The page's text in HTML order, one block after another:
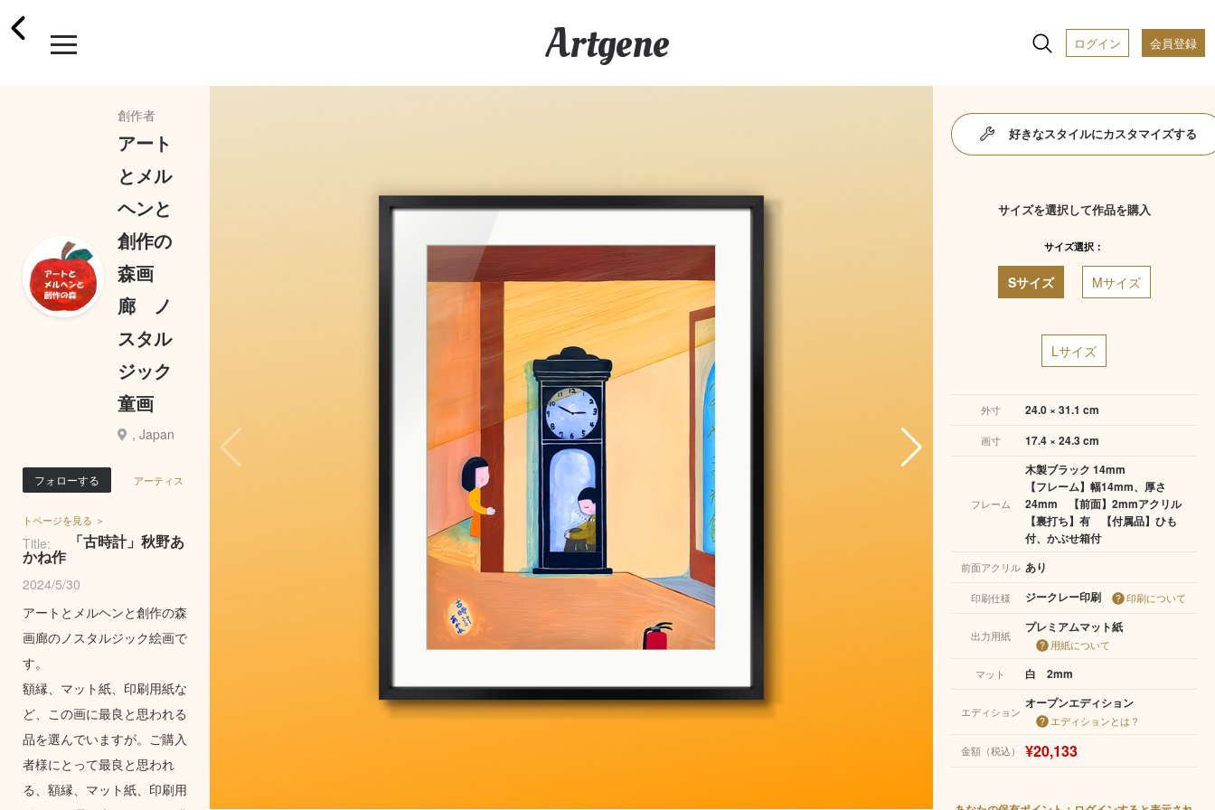
Artgene ログイン 会員登録
創作者
アート
とメル
ヘンと
創作の
森画
廊 ノ
スタル
ジック
童画
, Japan
フォローする アーティス
トページを見る ＞
Title: 「古時計」秋野あ
かね作
2024/5/30
アートとメルヘンと創作の森
画廊のノスタルジック絵画で
す。
額縁、マット紙、印刷用紙な
ど、この画に最良と思われる
品を選んでいますが。ご購入
者様にとって最良と思われ
る、額縁、マット紙、印刷用
好きなスタイルにカスタマイズする
サイズを選択して作品を購入
サイズ選択：
Sサイズ Mサイズ
Lサイズ
外寸 24.0 × 31.1 cm
画寸 17.4 × 24.3 cm
フレーム
木製ブラック 14mm
【フレーム】幅14mm、厚さ
24mm 【前面】2mmアクリル
【裏打ち】有 【付属品】ひも
付、かぶせ箱付
前面アクリル あり
印刷仕様 ジークレー印刷 印刷について
出力用紙
プレミアムマット紙
用紙について
マット
白 2mm
エディション
オープンエディション
エディションとは？
金額（税込） ¥20,133